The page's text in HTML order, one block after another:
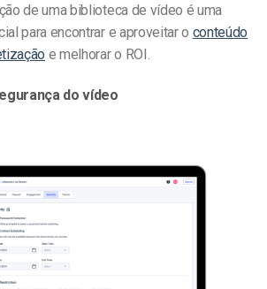
de uma biblioteca de vídeo é uma
para encontrar e aproveitar o conteúdo
e melhorar o ROI.
do vídeo